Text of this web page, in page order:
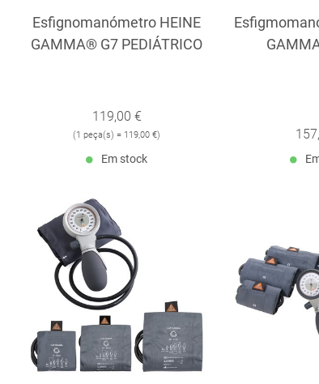
Esfignomanómetro HEINE
GAMMA® G7 PEDIÁTRICO
(1 peça(s) = 119,00 €)
119,00 €
Em stock